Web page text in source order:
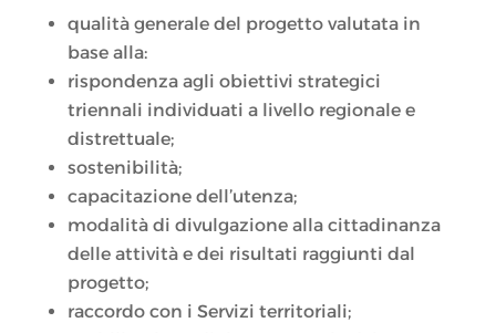
qualità generale del progetto valutata in
base alla:
rispondenza agli obiettivi strategici
triennali individuati a livello regionale e
distrettuale;
sostenibilità;
capacitazione dell’utenza;
modalità di divulgazione alla cittadinanza
delle attività e dei risultati raggiunti dal
progetto;
raccordo con i Servizi territoriali;